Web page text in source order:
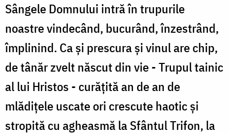
Sângele Domnului intră în trupurile
noastre vindecând, bucurând, înzestrând,
împlinind. Ca şi prescura şi vinul are chip,
de tânăr zvelt născut din vie - Trupul tainic
al lui Hristos - curăţită an de an de
mlădiţele uscate ori crescute haotic şi
stropită cu agheasmă la Sfântul Trifon, la